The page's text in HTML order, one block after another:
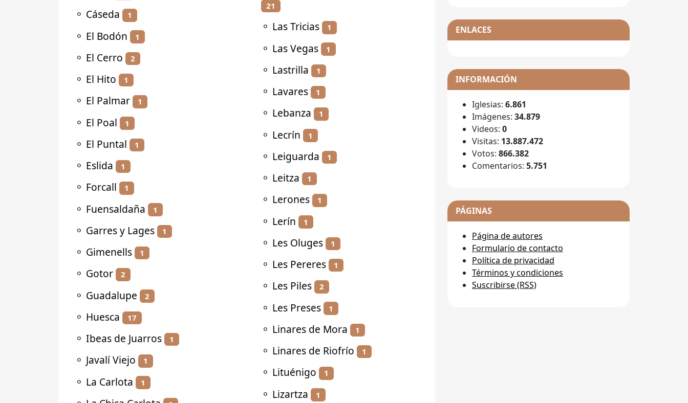
⚬ Cáseda 1
⚬ El Bodón 1
⚬ El Cerro 2
⚬ El Hito 1
⚬ El Palmar 1
⚬ El Poal 1
⚬ El Puntal 1
⚬ Eslida 1
⚬ Forcall 1
⚬ Fuensaldaña 1
⚬ Garres y Lages 1
⚬ Gimenells 1
⚬ Gotor 2
⚬ Guadalupe 2
⚬ Huesca 17
⚬ Ibeas de Juarros 1
⚬ Javalí Viejo 1
⚬ La Carlota 1
21
⚬ Las Tricias 1
⚬ Las Vegas 1
⚬ Lastrilla 1
⚬ Lavares 1
⚬ Lebanza 1
⚬ Lecrín 1
⚬ Leiguarda 1
⚬ Leitza 1
⚬ Lerones 1
⚬ Lerín 1
⚬ Les Oluges 1
⚬ Les Pereres 1
⚬ Les Piles 2
⚬ Les Preses 1
⚬ Linares de Mora 1
⚬ Linares de Riofrío 1
⚬ Lituénigo 1
⚬ Lizartza 1
ENLACES
INFORMACIÓN
Iglesias: 6.861
Imágenes: 34.879
Videos: 0
Visitas: 13.887.472
Votos: 866.382
Comentarios: 5.751
PÁGINAS
Página de autores
Formulario de contacto
Política de privacidad
Términos y condiciones
Suscribirse (RSS)